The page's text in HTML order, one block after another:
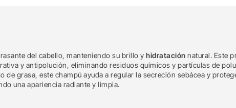
del cabello, manteniendo su brillo yhidratación natural. Este
y antipolución, eliminando residuos químicos y partículas de
de grasa, este champú ayuda a regular la secreción sebácea y
una apariencia radiante y limpia.